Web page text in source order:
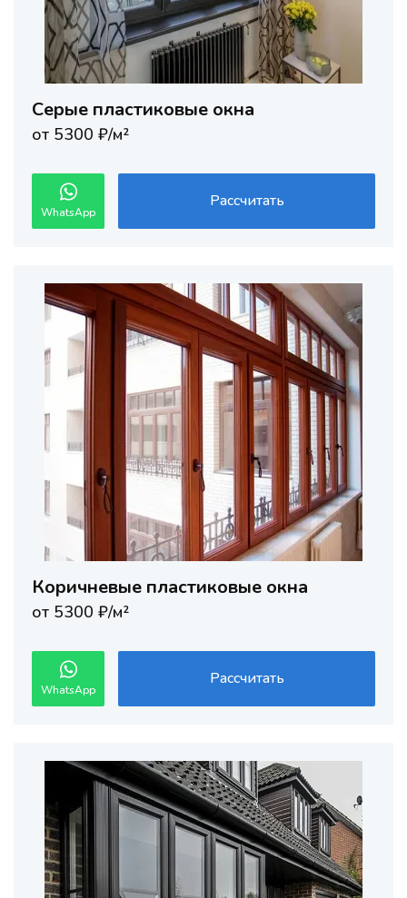
Серые пластиковые окна
от 5300 ₽/м²
WhatsApp
Рассчитать
Коричневые пластиковые окна
от 5300 ₽/м²
WhatsApp
Рассчитать